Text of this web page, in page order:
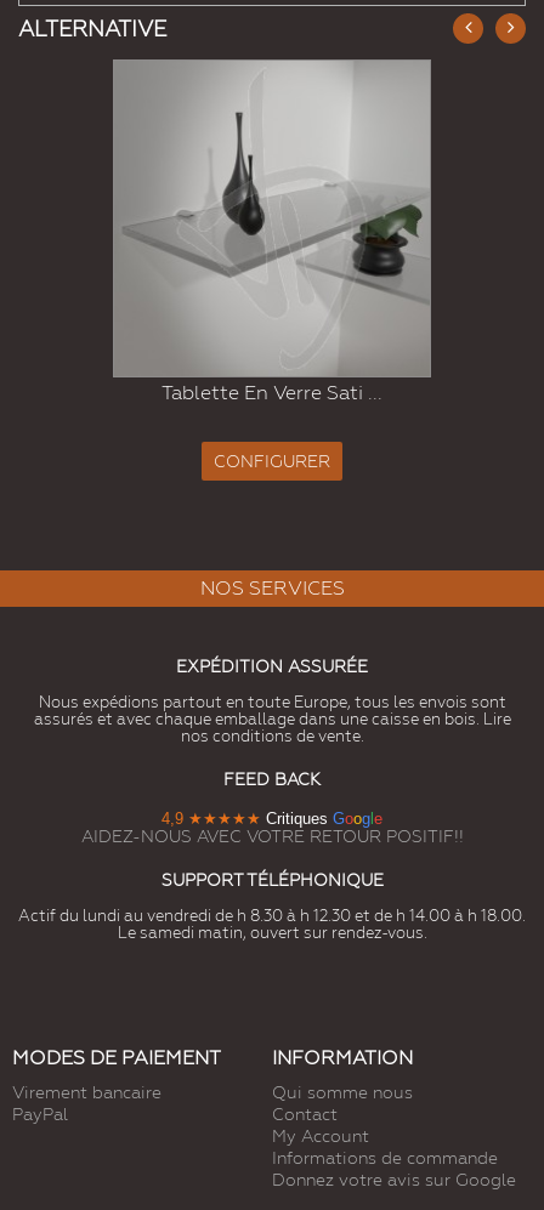
ALTERNATIVE
Tablette En Verre Sati ...
CONFIGURER
NOS SERVICES
EXPÉDITION ASSURÉE
Nous expédions partout en toute Europe, tous les envois sont
assurés et avec chaque emballage dans une caisse en bois. Lire
nos conditions de vente.
FEED BACK
4,9 ★★★★★ Critiques Goog e
AIDEZ-NOUS AVEC VOTRE RETOUR POSITIF!!
SUPPORT TÉLÉPHONIQUE
Actif du lundi au vendredi de h 8.30 à h 12.30 et de h 14.00 à h 18.00.
Le samedi matin, ouvert sur rendez-vous.
MODES DE PAIEMENT
Virement bancaire
PayPal
INFORMATION
Qui somme nous
Contact
My Account
Informations de commande
Donnez votre avis sur Google